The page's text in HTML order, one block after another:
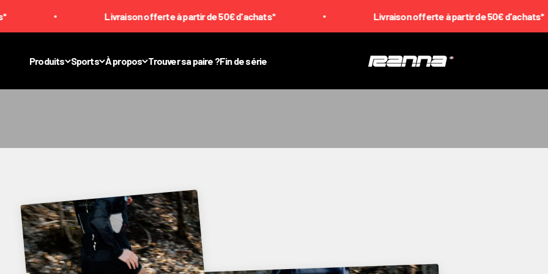
Livraison offerte à partir de 50€ d'achats* Livraison offerte à partir de 50€ d'achats*
Produits Sports À propos Trouver sa paire ?Fin de série Ranna
CHAUSSETTES DE PERFORMANCE ANTIDÉRAPANTES